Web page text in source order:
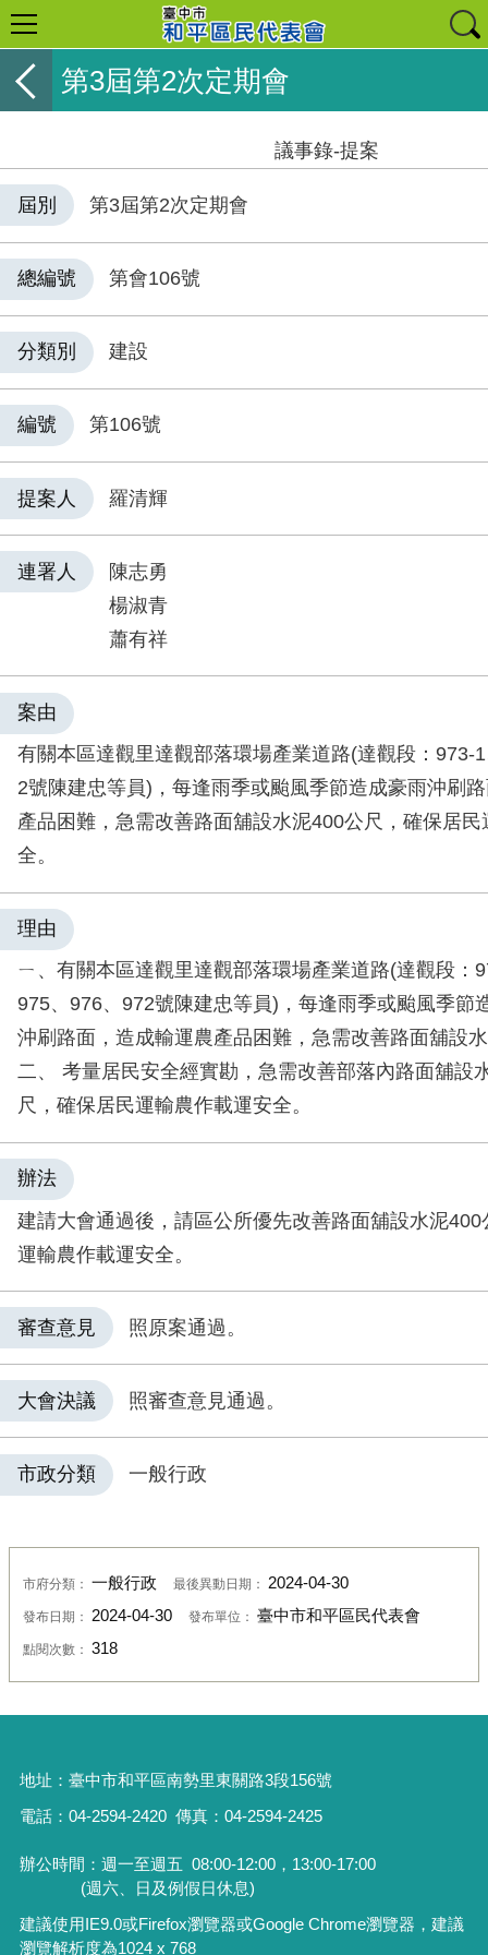
第3屆第2次定期會
議事錄-提案
屆別 第3屆第2次定期會
總編號 第會106號
分類別 建設
編號 第106號
提案人 羅清輝
連署人
陳志勇
楊淑青
蕭有祥
案由
有關本區達觀里達觀部落環場產業道路(達觀段：973-
2號陳建忠等員)，每逢雨季或颱風季節造成豪雨沖刷
產品困難，急需改善路面舖設水泥400公尺，確保居
全。
理由
ㄧ、有關本區達觀里達觀部落環場產業道路(達觀段：
975、976、972號陳建忠等員)，每逢雨季或颱風季節
沖刷路面，造成輸運農產品困難，急需改善路面舖設
二、 考量居民安全經實勘，急需改善部落內路面舖設
尺，確保居民運輸農作載運安全。
辦法
建請大會通過後，請區公所優先改善路面舖設水泥
運輸農作載運安全。
審查意見 照原案通過。
大會決議 照審查意見通過。
市政分類 一般行政
市府分類： 一般行政 最後異動日期： 2024-04-30
發布日期： 2024-04-30 發布單位： 臺中市和平區民代表會
點閱次數： 318
地址： 臺中市和平區南勢里東關路3段156號
電話：04-2594-2420 傳真：04-2594-2425
辦公時間：週一至週五 08:00-12:00，13:00-17:00
(週六、日及例假日休息)
建議使用IE9.0或Firefox瀏覽器或Google Chrome瀏覽器，建議
瀏覽解析度為1024 x 768